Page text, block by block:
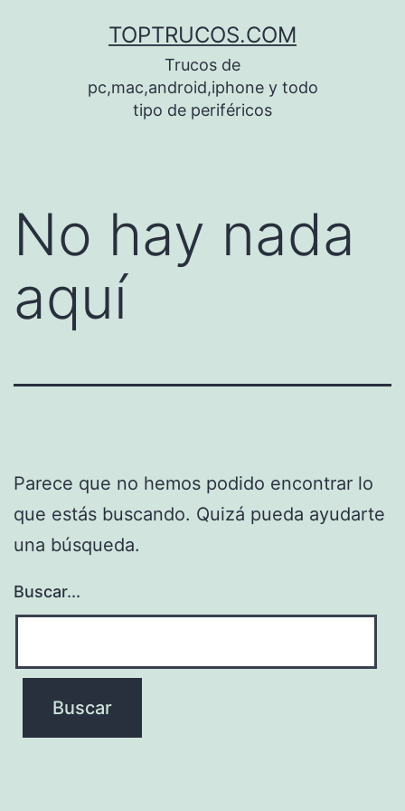
TOPTRUCOS.COM
Trucos de
pc,mac,android,iphone y todo
tipo de periféricos
No hay nada
aquí
Parece que no hemos podido encontrar lo
que estás buscando. Quizá pueda ayudarte
una búsqueda.
Buscar...